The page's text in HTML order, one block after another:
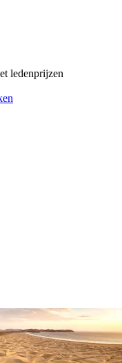
ledenprijzen